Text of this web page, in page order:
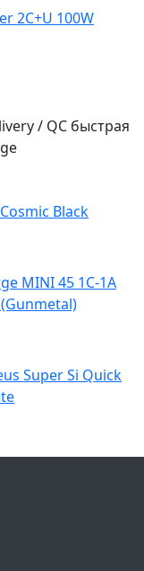
2C+U 100W
/ QC быстрая
Black
MINI 45 1C-1A
Super Si Quick